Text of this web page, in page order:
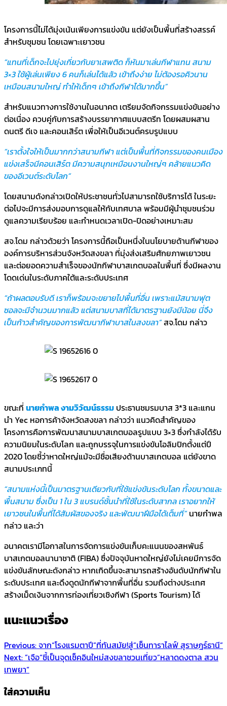
โครงการนี้ไม่ได้มุ่งเน้นเพียงการแข่งขัน แต่ยังเป็นพื้นที่สร้างสรรค์
สำหรับชุมชน โดยเฉพาะเยาวชน
“แทนที่เด็กจะไปยุ่งเกี่ยวกับยาเสพติด ก็หันมาเล่นกีฬาแทน สนาม
3×3 ใช้ผู้เล่นเพียง 6 คนก็เล่นได้แล้ว เข้าถึงง่าย ไม่ต้องรอคิวนาน
เหมือนสนามใหญ่ ทำให้เด็กๆ เข้าถึงกีฬาได้มากขึ้น”
สำหรับแนวทางการใช้งานในอนาคต เตรียมจัดกิจกรรมแข่งขันอย่าง
ต่อเนื่อง ควบคู่กับการสร้างบรรยากาศแบบสตรีท โดยผสมผสาน
ดนตรี ดีเจ และคอนเสิร์ต เพื่อให้เป็นอีเวนต์ครบรูปแบบ
“เราตั้งใจให้เป็นมากกว่าสนามกีฬา แต่เป็นพื้นที่กิจกรรมของคนเมือง
แข่งเสร็จมีคอนเสิร์ต มีความสนุกเหมือนงานใหญ่ๆ คล้ายแนวคิด
ของอีเวนต์ระดับโลก”
โดยสนามดังกล่าวเปิดให้ประชาชนทั่วไปสามารถใช้บริการได้ ในระยะ
ต่อไปจะมีการส่งมอบการดูแลให้กับเทศบาล พร้อมมีผู้นำชุมชนร่วม
ดูแลความเรียบร้อย และกำหนดเวลาเปิด-ปิดอย่างเหมาะสม
สจ.โดม กล่าวด้วยว่า โครงการนี้ถือเป็นหนึ่งในนโยบายด้านกีฬาของ
องค์การบริหารส่วนจังหวัดสงขลา ที่มุ่งส่งเสริมศักยภาพเยาวชน
และต่อยอดความสำเร็จของนักกีฬาบาสเกตบอลในพื้นที่ ซึ่งมีผลงาน
โดดเด่นในระดับภาคใต้และระดับประเทศ
“ถ้าผลตอบรับดี เราก็พร้อมจะขยายไปพื้นที่อื่น เพราะแม้สนามฟุต
ซอลจะมีจำนวนมากแล้ว แต่สนามบาสที่ได้มาตรฐานยังมีน้อย นี่จึง
เป็นก้าวสำคัญของการพัฒนากีฬาบาสในสงขลา“สจ.โดม กล่าว
ขณะที่ นายกำพล งามวิวัฒน์ธรรม ประธานชมรมบาส 3*3 และแกน
นำ Yec หอการค้าจังหวัดสงขลา กล่าวว่า แนวคิดสำคัญของ
โครงการคือการพัฒนาสนามบาสเกตบอลรูปแบบ 3×3 ซึ่งกำลังได้รับ
ความนิยมในระดับโลก และถูกบรรจุในการแข่งขันโอลิมปิกตั้งแต่ปี
2020 โดยชี้ว่าหาดใหญ่แม้จะมีชื่อเสียงด้านบาสเกตบอล แต่ยังขาด
สนามประเภทนี้
“สนามแห่งนี้เป็นมาตรฐานเดียวกับที่ใช้แข่งขันระดับโลก ทั้งขนาดและ
พื้นสนาม ซึ่งเป็น 1 ใน 3 แบรนด์ชั้นนำที่ใช้ในระดับสากล เราอยากให้
เยาวชนในพื้นที่ได้สัมผัสของจริง และพัฒนาฝีมือได้เต็มที่”นายกำพล
กล่าว และว่า
อนาคตเรามีโอกาสในการจัดการแข่งขันเก็บคะแนนของสหพันธ์
บาสเกตบอลนานาชาติ (FIBA) ซึ่งปัจจุบันหาดใหญ่ยังไม่เคยมีการจัด
แข่งขันลักษณะดังกล่าว หากเกิดขึ้นจะสามารถสร้างอันดับนักกีฬาใน
ระดับประเทศ และดึงดูดนักกีฬาจากพื้นที่อื่น รวมถึงต่างประเทศ
สร้างเม็ดเงินจากการท่องเที่ยวเชิงกีฬา (Sports Tourism) ได้
แนะแนวเรื่อง
Previous:จาก“โรงแรมตาปี”ที่ทันสมัย!สู่”เซ็นทาราไลฟ์ สุราษฎร์ธานี”
Next:”เจือ“ชี้เป็นจุดเช็คอินใหม่สงขลาชวนเที่ยว”หลาดดงตาล สวน
เทพยา“
ใส่ความเห็น